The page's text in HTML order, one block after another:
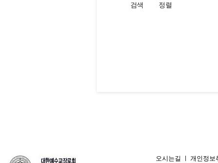
검색 정렬
오시는길 ㅣ 개인정보